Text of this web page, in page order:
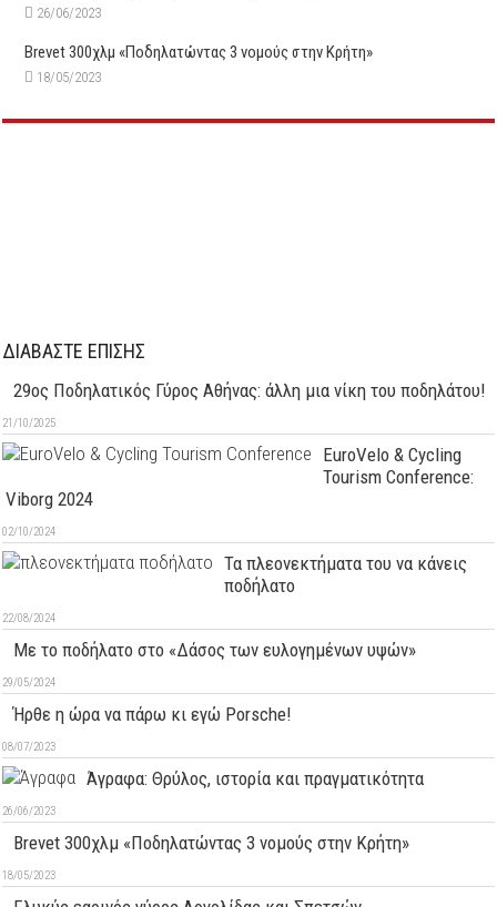
26/06/2023
Brevet 300χλμ «Ποδηλατώντας 3 νομούς στην Κρήτη»
18/05/2023
ΔΙΑΒΑΣΤΕ ΕΠΙΣΗΣ
29oς Ποδηλατικός Γύρος Αθήνας: άλλη μια νίκη του ποδηλάτου!
21/10/2025
EuroVelo & Cycling
Tourism Conference:
Viborg 2024
02/10/2024
Τα πλεονεκτήματα του να κάνεις
ποδήλατο
22/08/2024
Με το ποδήλατο στο «Δάσος των ευλογημένων υψών»
29/05/2024
Ήρθε η ώρα να πάρω κι εγώ Porsche!
08/07/2023
Άγραφα: Θρύλος, ιστορία και πραγματικότητα
26/06/2023
Brevet 300χλμ «Ποδηλατώντας 3 νομούς στην Κρήτη»
18/05/2023